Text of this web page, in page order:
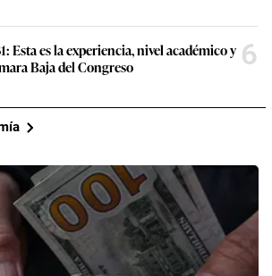
Esta es la experiencia, nivel académico y
Baja del Congreso
6